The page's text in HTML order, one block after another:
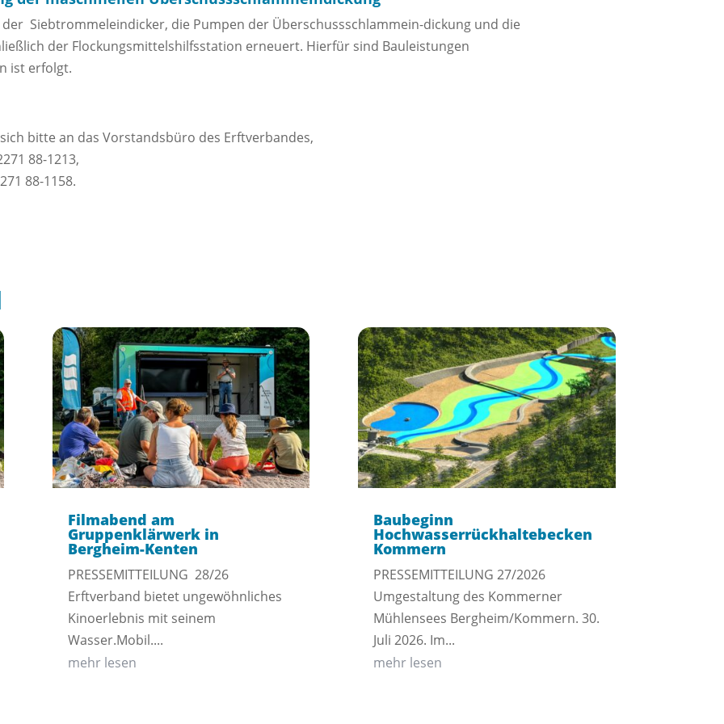
der Siebtrommeleindicker, die Pumpen der Überschussschlammein-dickung und die
der Flockungsmittelshilfsstation erneuert. Hierfür sind Bauleistungen
ist erfolgt.
bitte an das Vorstandsbüro des Erftverbandes,
88-1213,
88-1158.
Filmabend am
Gruppenklärwerk in
Bergheim-Kenten
PRESSEMITTEILUNG 28/26
Erftverband bietet ungewöhnliches
Kinoerlebnis mit seinem
Wasser.Mobil....
mehr lesen
Baubeginn
Hochwasserrückhaltebecken
Kommern
PRESSEMITTEILUNG 27/2026
Umgestaltung des Kommerner
Mühlensees Bergheim/Kommern. 30.
Juli 2026. Im...
mehr lesen